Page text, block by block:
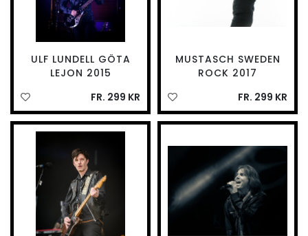
ULF LUNDELL GÖTA
LEJON 2015
FR. 299 KR
MUSTASCH SWEDEN
ROCK 2017
FR. 299 KR